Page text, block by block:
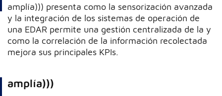
amplía))) presenta como la sensorización avanzada
y la integración de los sistemas de operación de
una EDAR permite una gestión centralizada de la y
como la correlación de la información recolectada
mejora sus principales KPIs.
amplía)))